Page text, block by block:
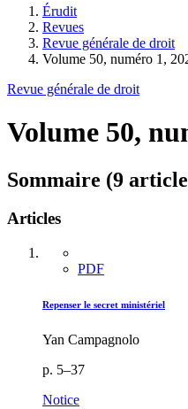
Érudit
Revues
Revue générale de droit
Volume 50, numéro 1,
Revue générale de droit
Volume 50,
Sommaire (9
Articles
PDF
Repenser le secret ministériel
Yan Campagnolo
p. 5–37
Notice